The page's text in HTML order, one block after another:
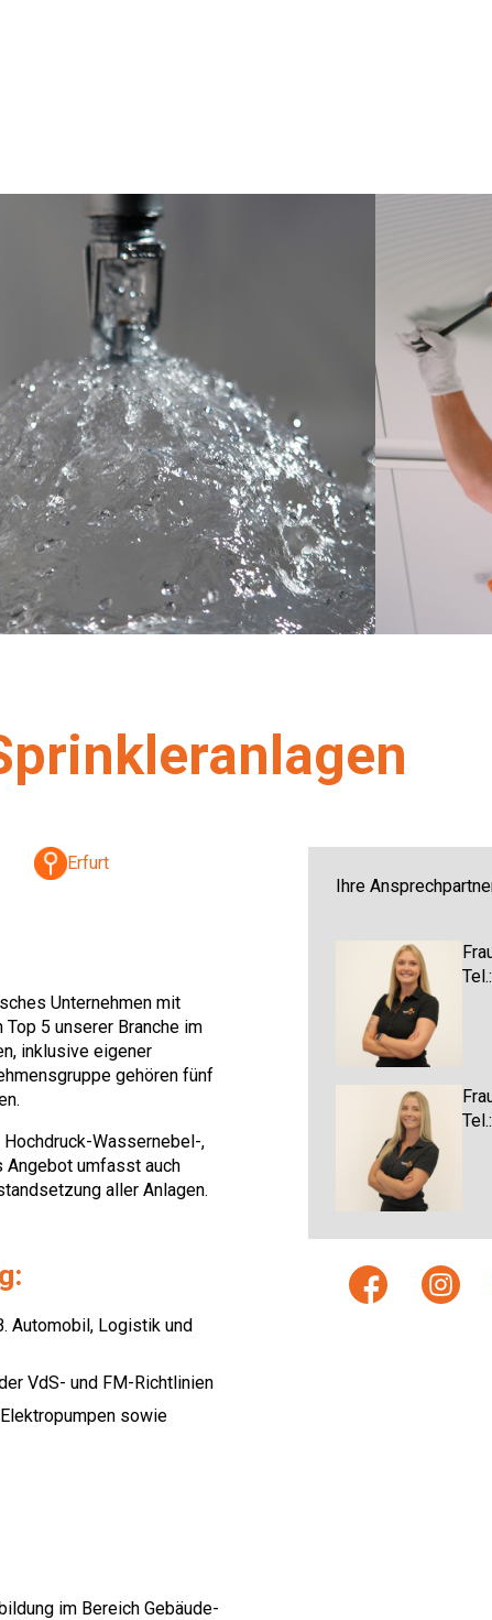
Erfurt
Unternehmen mit
5 unserer Branche im
inklusive eigener
gehören fünf
Wassernebel-,
Angebot umfasst auch
aller Anlagen.
Automobil, Logistik und
VdS- und FM-Richtlinien
sowie
im Bereich Gebäude-
Ihre